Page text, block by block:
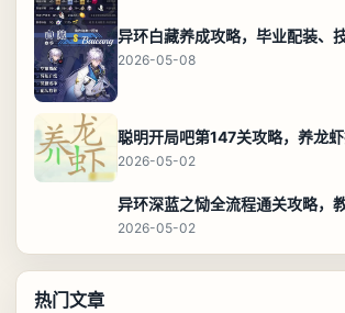
2026-05-08
2026-05-02
异环深蓝之恸全流程通关攻略，
2026-05-02
热门文章